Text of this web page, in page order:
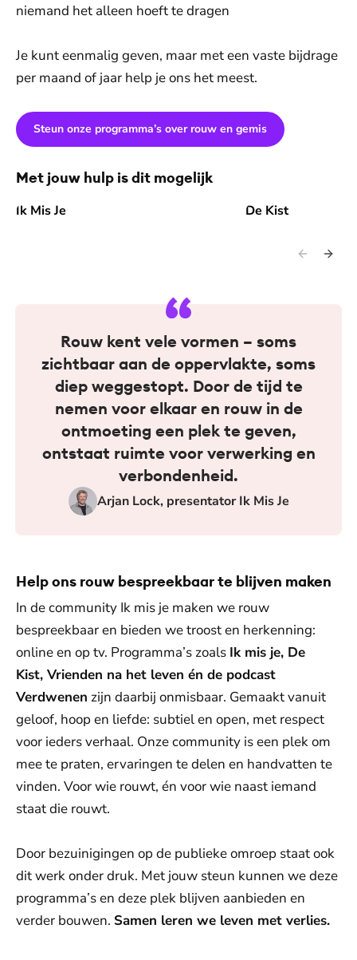
niemand het alleen hoeft te dragen
Je kunt eenmalig geven, maar met een vaste bijdrage
per maand of jaar help je ons het meest.
Steun onze programma’s over rouw en gemis
Met jouw hulp is dit mogelijk
Ik Mis Je
Ik Mis Je De Kist
De Kist
Arjan Lock, presentator Ik Mis Je
Rouw kent vele vormen – soms
zichtbaar aan de oppervlakte, soms
diep weggestopt. Door de tijd te
nemen voor elkaar en rouw in de
ontmoeting een plek te geven,
ontstaat ruimte voor verwerking en
verbondenheid.
Help ons rouw bespreekbaar te blijven maken
In de community Ik mis je maken we rouw
bespreekbaar en bieden we troost en herkenning:
online en op tv. Programma’s zoals Ik mis je, De
Kist, Vrienden na het leven én de podcast
Verdwenen zijn daarbij onmisbaar. Gemaakt vanuit
geloof, hoop en liefde: subtiel en open, met respect
voor ieders verhaal. Onze community is een plek om
mee te praten, ervaringen te delen en handvatten te
vinden. Voor wie rouwt, én voor wie naast iemand
staat die rouwt.
Door bezuinigingen op de publieke omroep staat ook
dit werk onder druk. Met jouw steun kunnen we deze
programma’s en deze plek blijven aanbieden en
verder bouwen. Samen leren we leven met verlies.